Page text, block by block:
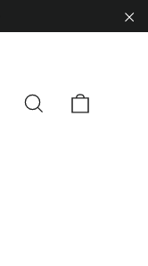
EinloggenSuche